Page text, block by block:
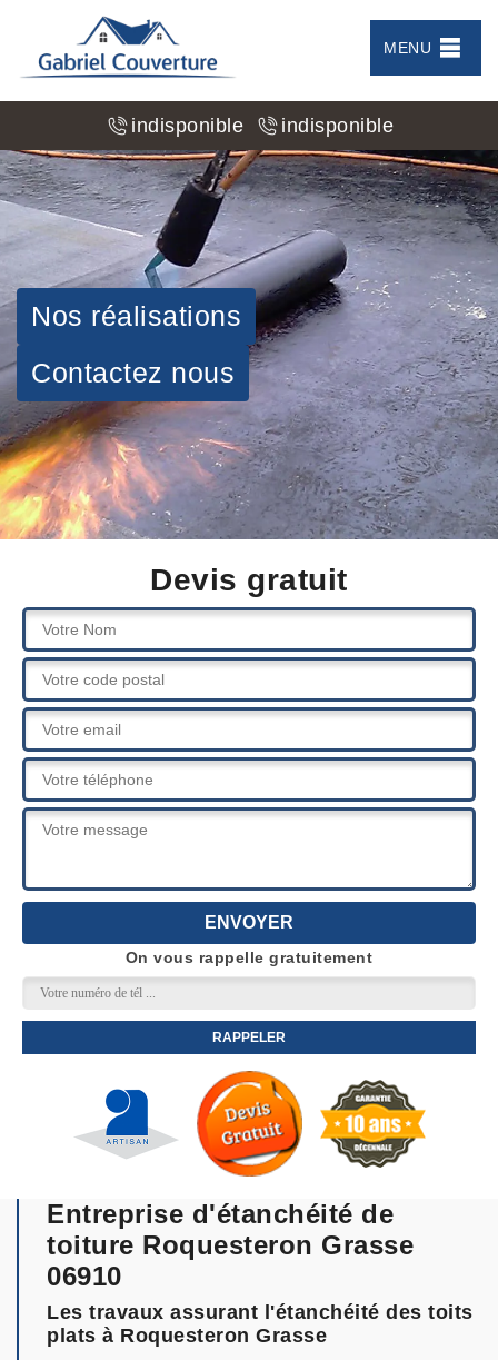
MENU
indisponible indisponible
Nos réalisations
Contactez nous
Devis gratuit
On vous rappelle gratuitement
Entreprise d'étanchéité de
toiture Roquesteron Grasse
06910
Les travaux assurant l'étanchéité des toits
plats à Roquesteron Grasse